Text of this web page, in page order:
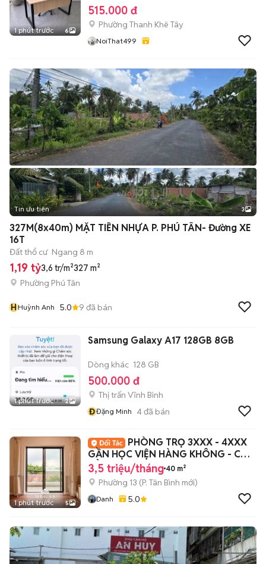
1 phút trước 6
515.000 đ
Phường Thanh Khê Tây
NoiThat499
Tin ưu tiên 3
327M(8x40m) MẶT TIỀN NHỰA P. PHÚ TÂN- Đường XE
16T
Đất thổ cư Ngang 8 m
1,19 tỷ3,6 tr/m²327 m²
Phường Phú Tân
HHuỳnh Anh 5.0 9 đã bán
1 phút trước 2
Samsung Galaxy A17 128GB 8GB
Dòng khác 128 GB
500.000 đ
Thị trấn Vĩnh Bình
ĐĐặng Minh 4đã bán
1 phút trước 5
PHÒNG TRỌ 3XXX - 4XXX
GẦN HỌC VIỆN HÀNG KHÔNG - CAO
ĐẲNG Y PNT
3,5 triệu/tháng 40 m²
Phường 13 (P. Tân Bình mới)
Danh 5.0